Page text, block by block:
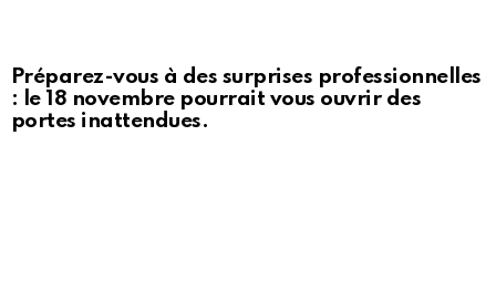
Préparez-vous à des surprises professionnelles
: le 18 novembre pourrait vous ouvrir des
portes inattendues.